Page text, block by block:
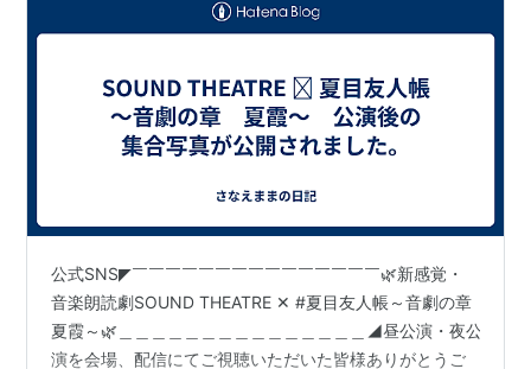
魔法少女大戦（神木鈴花）
純潔のマリア（プリアポス）
ニセコイ/ニセコイ:（鶫誠士郎）
うしおととら（中村麻子）
だんちがい（仲野弥生）
てさぐれ！部活もの すぴんおふ プルプルんシャルム
公式SNS◤￣￣￣￣￣￣￣￣￣￣￣￣￣￣￣🌿新感覚・
音楽朗読劇SOUND THEATRE ✕ #夏目友人帳～音劇の章
夏霞～🌿＿＿＿＿＿＿＿＿＿＿＿＿＿＿＿◢昼公演・夜公
演を会場、配信にてご視聴いただいた皆様ありがとうご